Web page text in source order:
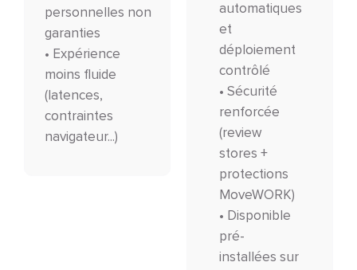
personnelles non
garanties
• Expérience
moins fluide
(latences,
contraintes
navigateur...)
automatiques
et
déploiement
contrôlé
• Sécurité
renforcée
(review
stores +
protections
MoveWORK)
• Disponible
pré-
installées sur